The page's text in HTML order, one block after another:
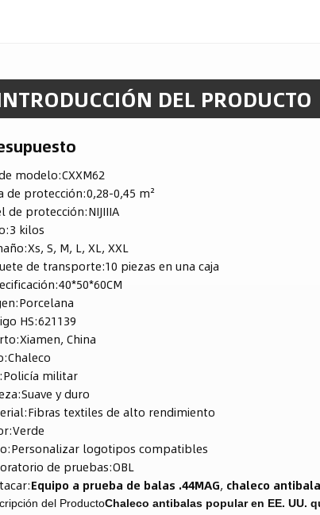
DEL PRODUCTO
modelo:CXXM62
de protección:0,28-0,45 m²
de protección:NIJIIIA
3 kilos
Xs, S, M, L, XL, XXL
de transporte:10 piezas en una caja
40*50*60CM
Porcelana
HS:621139
Xiamen, China
Chaleco
Policía militar
Suave y duro
Fibras textiles de alto rendimiento
Verde
Personalizar logotipos compatibles
de pruebas:OBL
Equipo a prueba de balas .44MAG, chaleco
del ProductoChaleco antibalas popular en EE. UU.